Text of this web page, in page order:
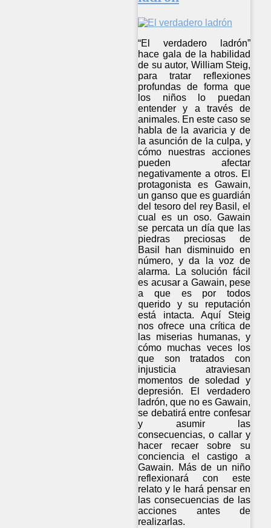
“El verdadero ladrón”
hace gala de la habilidad
de su autor, William Steig,
para tratar reflexiones
profundas de forma que
los niños lo puedan
entender y a través de
animales. En este caso se
habla de la avaricia y de
la asunción de la culpa, y
cómo nuestras acciones
pueden afectar
negativamente a otros. El
protagonista es Gawain,
un ganso que es guardián
del tesoro del rey Basil, el
cual es un oso. Gawain
se percata un día que las
piedras preciosas de
Basil han disminuido en
número, y da la voz de
alarma. La solución fácil
es acusar a Gawain, pese
a que es por todos
querido y su reputación
está intacta. Aquí Steig
nos ofrece una crítica de
las miserias humanas, y
cómo muchas veces los
que son tratados con
injusticia atraviesan
momentos de soledad y
depresión. El verdadero
ladrón, que no es Gawain,
se debatirá entre confesar
y asumir las
consecuencias, o callar y
hacer recaer sobre su
conciencia el castigo a
Gawain. Más de un niño
reflexionará con este
relato y le hará pensar en
las consecuencias de las
acciones antes de
realizarlas.